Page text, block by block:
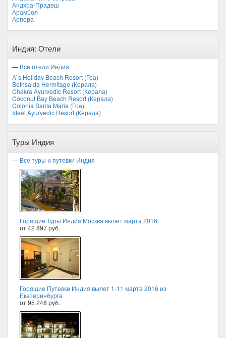
Андхра-Прадеш
Арамбол
Арпора
Индия: Отели
— Все отели Индия
A`s Holiday Beach Resort (Гоа)
Bethsaida Hermitage (Керала)
Chakra Ayurvedic Resort (Керала)
Coconut Bay Beach Resort (Керала)
Colonia Santa Maria (Гоа)
Ideal Ayurvedic Resort (Керала)
Туры Индия
— Все туры и путевки Индия
Горящие Туры Индия Москва вылет марта 2016
от 42 897 руб.
Горящие Путевки Индия вылет 1-11 марта 2016 из
Екатеринбурга
от 95 248 руб.